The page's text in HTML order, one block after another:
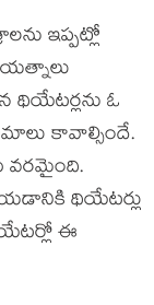
ఇప్పట్లో
థియేటర్లను ఓ
కావాల్సిందే.
వరమైంది.
థియేటర్లు
ఈ